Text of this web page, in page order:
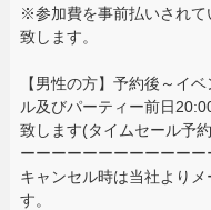
※参加費を事前払いされて
致します。
【男性の方】予約後～イ
ル及びパーティー前日
致します(タイムセール予
ーーーーーーーーーーー
キャンセル時は当社より
す。